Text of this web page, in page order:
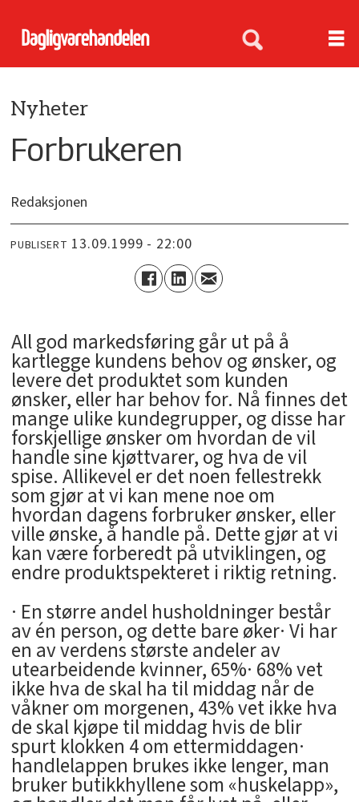
Nyheter
Forbrukeren
Redaksjonen
PUBLISERT 13.09.1999 - 22:00
All god markedsføring går ut på å
kartlegge kundens behov og ønsker, og
levere det produktet som kunden
ønsker, eller har behov for. Nå finnes det
mange ulike kundegrupper, og disse har
forskjellige ønsker om hvordan de vil
handle sine kjøttvarer, og hva de vil
spise. Allikevel er det noen fellestrekk
som gjør at vi kan mene noe om
hvordan dagens forbruker ønsker, eller
ville ønske, å handle på. Dette gjør at vi
kan være forberedt på utviklingen, og
endre produktspekteret i riktig retning.
· En større andel husholdninger består
av én person, og dette bare øker· Vi har
en av verdens største andeler av
utearbeidende kvinner, 65%· 68% vet
ikke hva de skal ha til middag når de
våkner om morgenen, 43% vet ikke hva
de skal kjøpe til middag hvis de blir
spurt klokken 4 om ettermiddagen·
handlelappen brukes ikke lenger, man
bruker butikkhyllene som «huskelapp»,